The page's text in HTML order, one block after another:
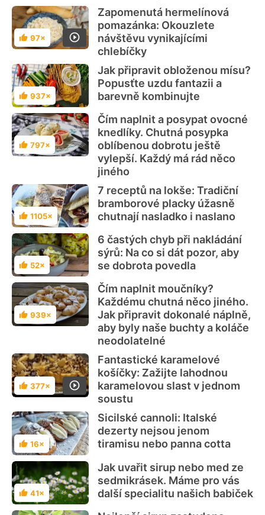
Hodnocení
97×
Zapomenutá hermelínová
pomazánka: Okouzlete
návštěvu vynikajícími
chlebíčky
Hodnocení
937×
Jak připravit obloženou mísu?
Popusťte uzdu fantazii a
barevně kombinujte
Hodnocení
797×
Čím naplnit a posypat ovocné
knedlíky. Chutná posypka
oblíbenou dobrotu ještě
vylepší. Každý má rád něco
jiného
Hodnocení
1105×
7 receptů na lokše: Tradiční
bramborové placky úžasně
chutnají nasladko i naslano
Hodnocení
52×
6 častých chyb při nakládání
sýrů: Na co si dát pozor, aby
se dobrota povedla
Hodnocení
939×
Čím naplnit moučníky?
Každému chutná něco jiného.
Jak připravit dokonalé náplně,
aby byly naše buchty a koláče
neodolatelné
Hodnocení
377×
Fantastické karamelové
košíčky: Zažijte lahodnou
karamelovou slast v jednom
soustu
Hodnocení
16×
Sicilské cannoli: Italské
dezerty nejsou jenom
tiramisu nebo panna cotta
Hodnocení
41×
Jak uvařit sirup nebo med ze
sedmikrásek. Máme pro vás
další specialitu našich babiček